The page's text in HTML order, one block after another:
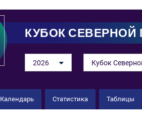
КУБОК
2026 Кубок
Календарь Статистика Таблицы